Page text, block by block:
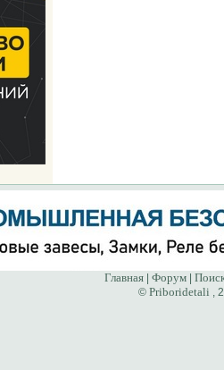
Главная| Форум|
© Priboridetali ,